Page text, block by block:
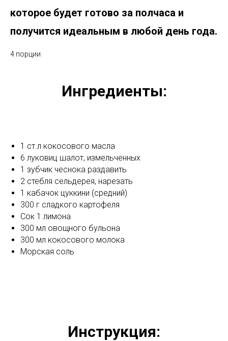
которое будет готово за полчаса и
получится идеальным в любой день года.
4 порции
Ингредиенты:
1 ст.л кокосового масла
6 луковиц шалот, измельченных
1 зубчик чеснока раздавить
2 стебля сельдерея, нарезать
1 кабачок цуккини (средний)
300 г сладкого картофеля
Сок 1 лимона
300 мл овощного бульона
300 мл кокосового молока
Морская соль
Инструкция: